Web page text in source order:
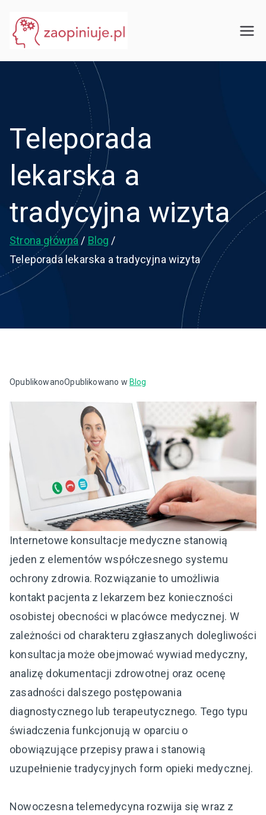
treści
Teleporada
lekarska a
tradycyjna wizyta
Strona główna
Blog
Teleporada lekarska a tradycyjna wizyta
OpublikowanoOpublikowano w Blog
Internetowe konsultacje medyczne stanowią
jeden z elementów współczesnego systemu
ochrony zdrowia. Rozwiązanie to umożliwia
kontakt pacjenta z lekarzem bez konieczności
osobistej obecności w placówce medycznej. W
zależności od charakteru zgłaszanych dolegliwości
konsultacja może obejmować wywiad medyczny,
analizę dokumentacji zdrowotnej oraz ocenę
zasadności dalszego postępowania
diagnostycznego lub terapeutycznego. Tego typu
świadczenia funkcjonują w oparciu o
obowiązujące przepisy prawa i stanowią
uzupełnienie tradycyjnych form opieki medycznej.
Nowoczesna telemedycyna rozwija się wraz z